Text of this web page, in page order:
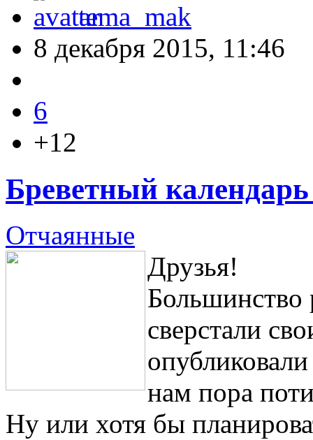
tema_mak
8 декабря 2015, 11:46
6
+12
Бреветный календарь
Отчаянные
Друзья!
Большинство
сверстали
нам пора
Ну или хотя бы